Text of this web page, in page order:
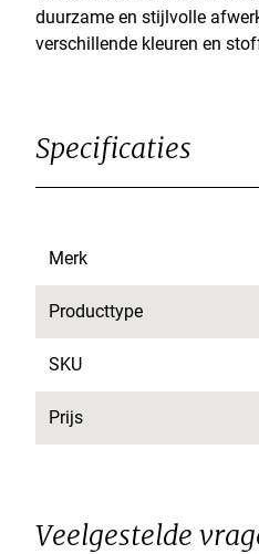
duurzame en stijlvolle
verschillende kleuren en
Specificaties
Merk
Producttype
SKU
Prijs
Veelgestelde